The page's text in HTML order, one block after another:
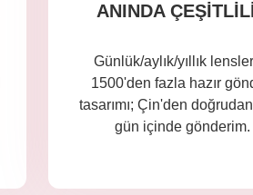
ANINDA
Günlük/aylık/yıllık
1500'den fazla hazır
tasarımı; Çin'den
gün içinde gönderim.